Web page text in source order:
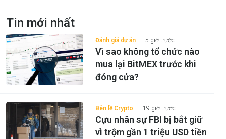
Tin mới nhất
Đánh giá dự án 5 giờ trước
Vì sao không tổ chức nào
mua lại BitMEX trước khi
đóng cửa?
Bên lề Crypto 19 giờ trước
Cựu nhân sự FBI bị bắt giữ
vì trộm gần 1 triệu USD tiền